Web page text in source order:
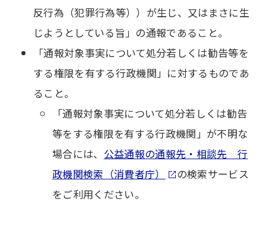
反行為（犯罪行為等））が生じ、又はまさに生
じようとしている旨」の通報であること。
「通報対象事実について処分若しくは勧告等を
する権限を有する行政機関」に対するものであ
ること。
「通報対象事実について処分若しくは勧告
等をする権限を有する行政機関」が不明な
場合には、 公益通報の通報先・相談先 行
政機関検索（消費者庁）
の検索サービス
をご利用ください。